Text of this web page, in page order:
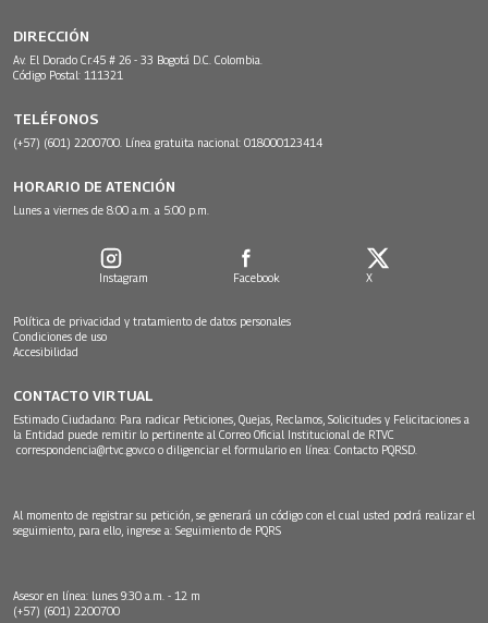
DIRECCIÓN
Av. El Dorado Cr.45 # 26 - 33 Bogotá D.C. Colombia.
Código Postal: 111321
TELÉFONOS
(+57) (601) 2200700. Línea gratuita nacional: 018000123414
HORARIO DE ATENCIÓN
Lunes a viernes de 8:00 a.m. a 5:00 p.m.
Instagram Facebook X
Política de privacidad y tratamiento de datos personales
Condiciones de uso
Accesibilidad
CONTACTO VIRTUAL
Estimado Ciudadano: Para radicar Peticiones, Quejas, Reclamos, Solicitudes y Felicitaciones a
la Entidad puede remitir lo pertinente al Correo Oficial Institucional de RTVC
correspondencia@rtvc.gov.co o diligenciar el formulario en línea: Contacto PQRSD.
Al momento de registrar su petición, se generará un código con el cual usted podrá realizar el
seguimiento, para ello, ingrese a: Seguimiento de PQRS
Asesor en línea: lunes 9:30 a.m. - 12 m
(+57) (601) 2200700